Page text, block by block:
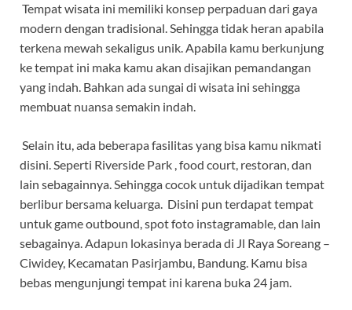
Tempat wisata ini memiliki konsep perpaduan dari gaya
modern dengan tradisional. Sehingga tidak heran apabila
terkena mewah sekaligus unik. Apabila kamu berkunjung
ke tempat ini maka kamu akan disajikan pemandangan
yang indah. Bahkan ada sungai di wisata ini sehingga
membuat nuansa semakin indah.
Selain itu, ada beberapa fasilitas yang bisa kamu nikmati
disini. Seperti Riverside Park , food court, restoran, dan
lain sebagainnya. Sehingga cocok untuk dijadikan tempat
berlibur bersama keluarga. Disini pun terdapat tempat
untuk game outbound, spot foto instagramable, dan lain
sebagainya. Adapun lokasinya berada di Jl Raya Soreang –
Ciwidey, Kecamatan Pasirjambu, Bandung. Kamu bisa
bebas mengunjungi tempat ini karena buka 24 jam.